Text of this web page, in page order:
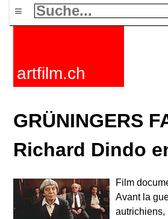
≡
artfilm.ch
GRÜNINGERS
Richard Dindo
Film
Avant la
autrichiens,